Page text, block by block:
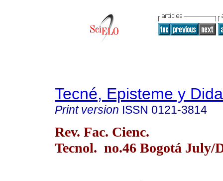
Tecné, Episteme y
Print version ISSN 0121-3814
Rev. Fac. Cienc.
Tecnol. no.46 Bogotá July/